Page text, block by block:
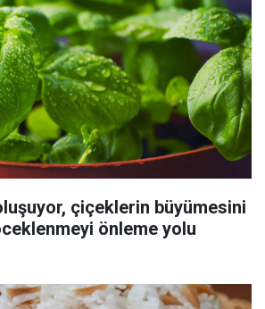
çiçeklerin büyümesini
önleme yolu